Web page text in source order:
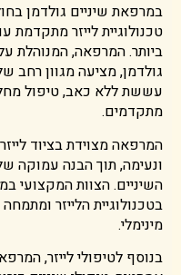
במרפאת שיניים גולדמן
טכנולוגיית לייזר
ביותר. המרפאה, המנוהלת על
גולדמן, מציעה מגוון רחב
עששת ללא כאב, טיפול
מתקדמים.
המרפאה מצוידת בציוד
ונעימה, תוך הבנה עמוקה
השיניים. הצוות
בטכנולוגיית הלייזר
מינימלי.
בנוסף לטיפולי לייזר,